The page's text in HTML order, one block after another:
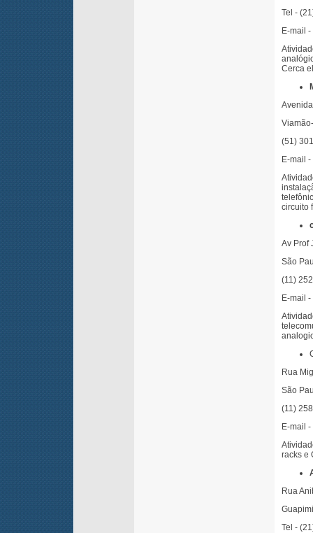
Tel -
E-mail -
Cerca
(51)
E-mail -
circuito
Av Prof
São
(11)
E-mail -
Rua
São
(11)
E-mail
racks e
Rua
Tel -